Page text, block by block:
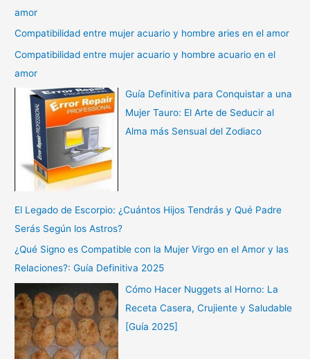
amor
Compatibilidad entre mujer acuario y hombre aries en el amor
Compatibilidad entre mujer acuario y hombre acuario en el
amor
Guía Definitiva para Conquistar a una
Mujer Tauro: El Arte de Seducir al
Alma más Sensual del Zodiaco
El Legado de Escorpio: ¿Cuántos Hijos Tendrás y Qué Padre
Serás Según los Astros?
¿Qué Signo es Compatible con la Mujer Virgo en el Amor y las
Relaciones?: Guía Definitiva 2025
Cómo Hacer Nuggets al Horno: La
Receta Casera, Crujiente y Saludable
[Guía 2025]